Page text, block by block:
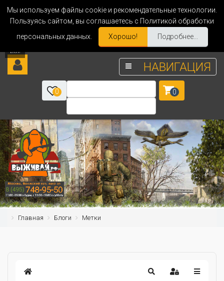
Мы используем файлы cookie и рекомендательные технологии.
Пользуясь сайтом, вы соглашаетесь с Политикой обработки
персональных данных.
Хорошо! Подробнее...
НАВИГАЦИЯ
0 0
Главная Блоги Метки